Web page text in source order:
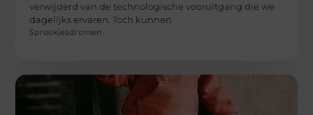
verwijderd van de technologische vooruitgang die we
dagelijks ervaren. Toch kunnen
Sprookjesdromen